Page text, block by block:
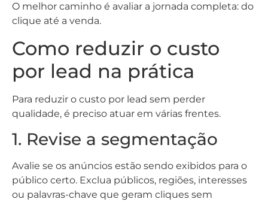
O melhor caminho é avaliar a jornada completa: do
clique até a venda.
Como reduzir o custo
por lead na prática
Para reduzir o custo por lead sem perder
qualidade, é preciso atuar em várias frentes.
1. Revise a segmentação
Avalie se os anúncios estão sendo exibidos para o
público certo. Exclua públicos, regiões, interesses
ou palavras-chave que geram cliques sem